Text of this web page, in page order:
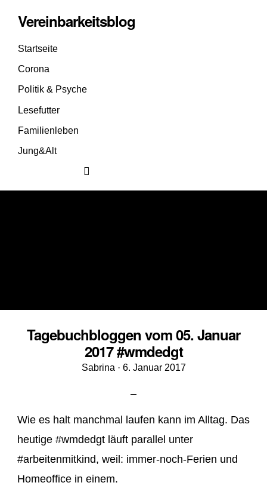
Vereinbarkeitsblog
Startseite
Corona
Politik & Psyche
Lesefutter
Familienleben
Jung&Alt
Tagebuchbloggen vom 05. Januar
2017 #wmdedgt
Sabrina · Veröffentlicht
6. Januar 2017
Wie es halt manchmal laufen kann im Alltag. Das
heutige #wmdedgt läuft parallel unter
#arbeitenmitkind, weil: immer-noch-Ferien und
Homeoffice in einem.